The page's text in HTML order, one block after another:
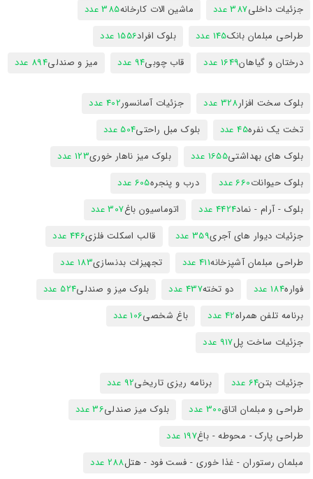
جزئیات داخلی387 عدد ماشین الات کارخانه385 عدد
طراحی مبلمان بانک145 عدد بلوک افراد1556 عدد
درختان و گیاهان1649 عدد قاب چوبی94 عدد میز و صندلی894 عدد
بلوک سخت افزار328 عدد جزئیات آسانسور402 عدد
تخت یک نفره45 عدد بلوک مبل راحتی504 عدد
بلوک های بهداشتی1655 عدد بلوک میز ناهار خوری123 عدد
بلوک حیوانات660 عدد درب و پنجره605 عدد
بلوک - آرام - نماد4424 عدد اتوماسیون باغ307 عدد
جزئیات دیوار های آجری359 عدد قالب اسکلت فلزی446 عدد
طراحی مبلمان آشپزخانه411 عدد تجهیزات بدنسازی183 عدد
فواره184 عدد دو تخته437 عدد بلوک میز و صندلی524 عدد
برنامه تلفن همراه42 عدد باغ شخصی106 عدد
جزئیات ساخت پل917 عدد
جزئیات بتن64 عدد برنامه ریزی تاریخی92 عدد
طراحی و مبلمان اتاق300 عدد بلوک میز صندلی36 عدد
طراحی پارک - محوطه - باغ197 عدد
مبلمان رستوران - غذا خوری - فست فود - هتل288 عدد